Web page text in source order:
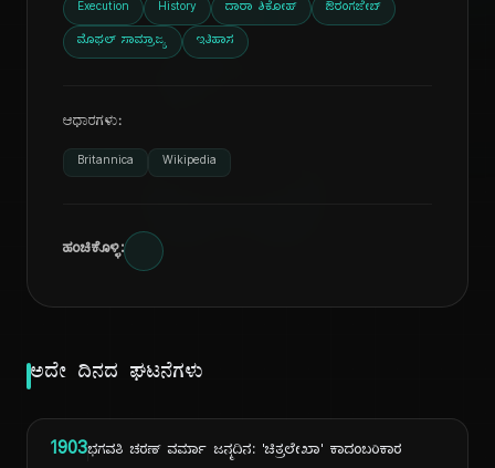
ದಿ
Execution History ದಾರಾ ಶಿಕೋಹ್ ಔರಂಗಜೇಬ್
ಮೊಘಲ್ ಸಾಮ್ರಾಜ್ಯ ಇತಿಹಾಸ
ಆಧಾರಗಳು:
Britannica Wikipedia
ಹಂಚಿಕೊಳ್ಳಿ:
ಅದೇ ದಿನದ ಘಟನೆಗಳು
1903ಭಗವತಿ ಚರಣ್ ವರ್ಮಾ ಜನ್ಮದಿನ: 'ಚಿತ್ರಲೇಖಾ' ಕಾದಂಬರಿಕಾರ